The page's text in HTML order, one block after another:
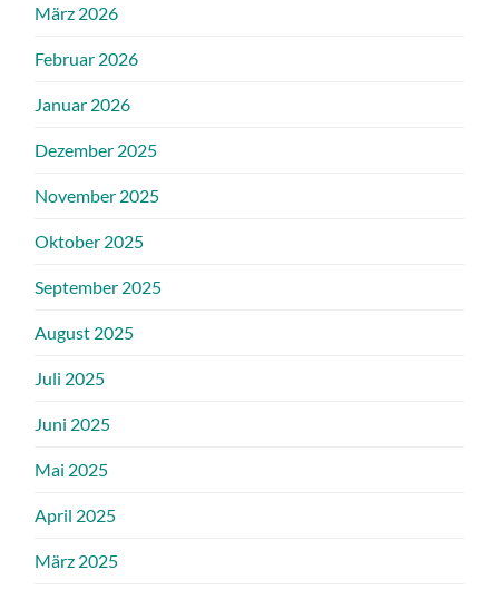
März 2026
Februar 2026
Januar 2026
Dezember 2025
November 2025
Oktober 2025
September 2025
August 2025
Juli 2025
Juni 2025
Mai 2025
April 2025
März 2025